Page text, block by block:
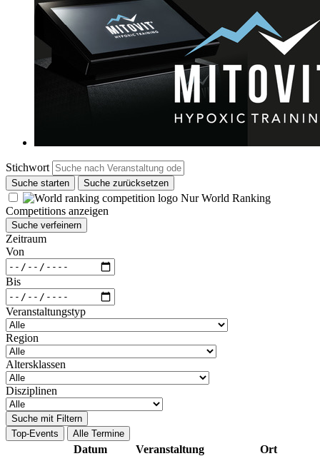
Stichwort
Suche starten Suche zurücksetzen
Nur World Ranking
Competitions anzeigen
Suche verfeinern
Zeitraum
Von
Bis
Veranstaltungstyp
Region
Altersklassen
Disziplinen
Suche mit Filtern
Top-Events
Alle Termine
Datum Veranstaltung Ort